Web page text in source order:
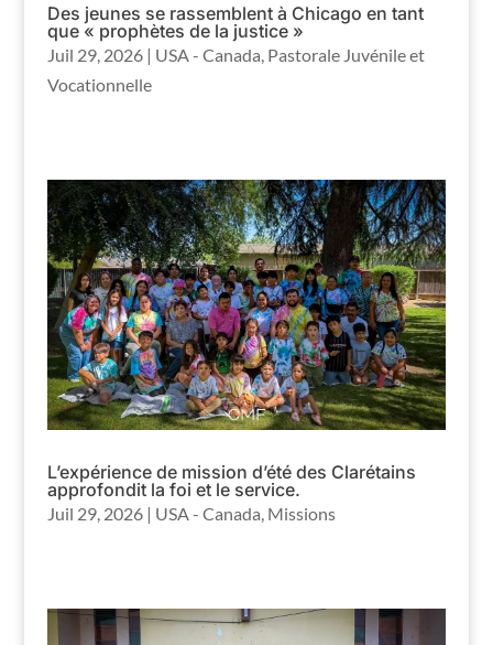
Des jeunes se rassemblent à Chicago en tant
que « prophètes de la justice »
Juil 29, 2026| USA - Canada Pastorale Juvénile et
Vocationnelle
L’expérience de mission d’été des Clarétains
approfondit la foi et le service.
Juil 29, 2026| USA - Canada Missions